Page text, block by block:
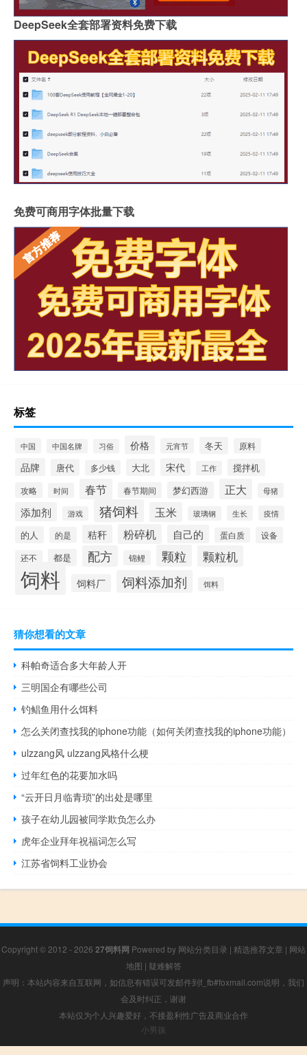
DeepSeek全套部署资料免费下载
免费可商用字体批量下载
标签
中国 中国名牌 习俗 价格 元宵节 冬天 原料
品牌 唐代 多少钱 大北 宋代 工作 搅拌机
攻略 时间 春节 春节期间 梦幻西游 正大 母猪
添加剂 游戏 猪饲料 玉米 玻璃钢 生长 疫情
的人 的是 秸秆 粉碎机 自己的 蛋白质 设备
还不 都是 配方 锦鲤 颗粒 颗粒机
饲料 饲料厂 饲料添加剂 饵料
猜你想看的文章
科帕奇适合多大年龄人开
三明国企有哪些公司
钓鲳鱼用什么饵料
怎么关闭查找我的iphone功能（如何关闭查找我的iphone功能）
ulzzang风 ulzzang风格什么梗
过年红色的花要加水吗
“云开日月临青琐”的出处是哪里
孩子在幼儿园被同学欺负怎么办
虎年企业拜年祝福词怎么写
江苏省饲料工业协会
Copyright © 2012 - 2026 27饲料网 Powered by 网站分类目录 | 精选推荐文章 | 网站
地图 | 疑难解答
声明：本站内容来自互联网，如信息有错误可发邮件到f_fb#foxmail.com说明，我们
会及时纠正，谢谢
本站仅为个人兴趣爱好，不接盈利性广告及商业合作
小男孩